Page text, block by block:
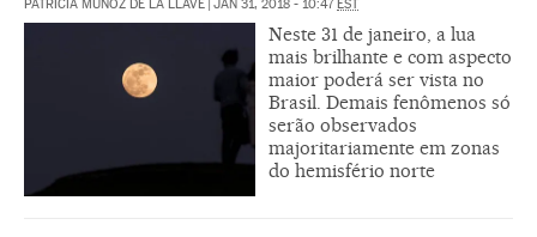
PATRICIA MUÑOZ DE LA LLAVE | JAN 31, 2018 - 10:47EST
Neste 31 de janeiro, a lua
mais brilhante e com aspecto
maior poderá ser vista no
Brasil. Demais fenômenos só
serão observados
majoritariamente em zonas
do hemisfério norte